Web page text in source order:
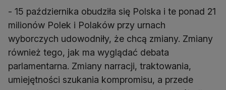
- 15 października obudziła się Polska i te ponad 21
milionów Polek i Polaków przy urnach
wyborczych udowodniły, że chcą zmiany. Zmiany
również tego, jak ma wyglądać debata
parlamentarna. Zmiany narracji, traktowania,
umiejętności szukania kompromisu, a przede